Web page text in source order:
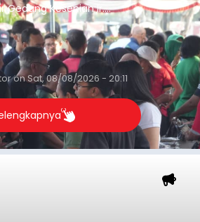
Gedung Kesenian Ir.
pemberdayaan
aksi sosial tersebut
tinggi dan mencatat nilai
onSat, 08/08/2026 - 20:11